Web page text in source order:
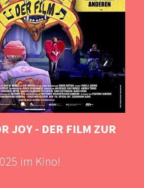
JOY - DER FILM ZUR
im Kino!